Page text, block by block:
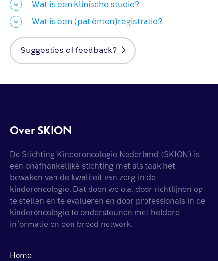
Wat is een klinische studie?
Wat is een (patiënten)registratie?
Suggesties of feedback?
Over SKION
De Stichting Kinderoncologie Nederland (SKION) is
een onafhankelijke stichting met als taak het
bewaken van de kwaliteit van zorg in de
kinderoncologie. Dat doen we o.a. door richtlijnen op
te stellen en te evalueren en door professionals in de
kinderoncologie te ondersteunen met heldere
informatie en een breed netwerk.
Home